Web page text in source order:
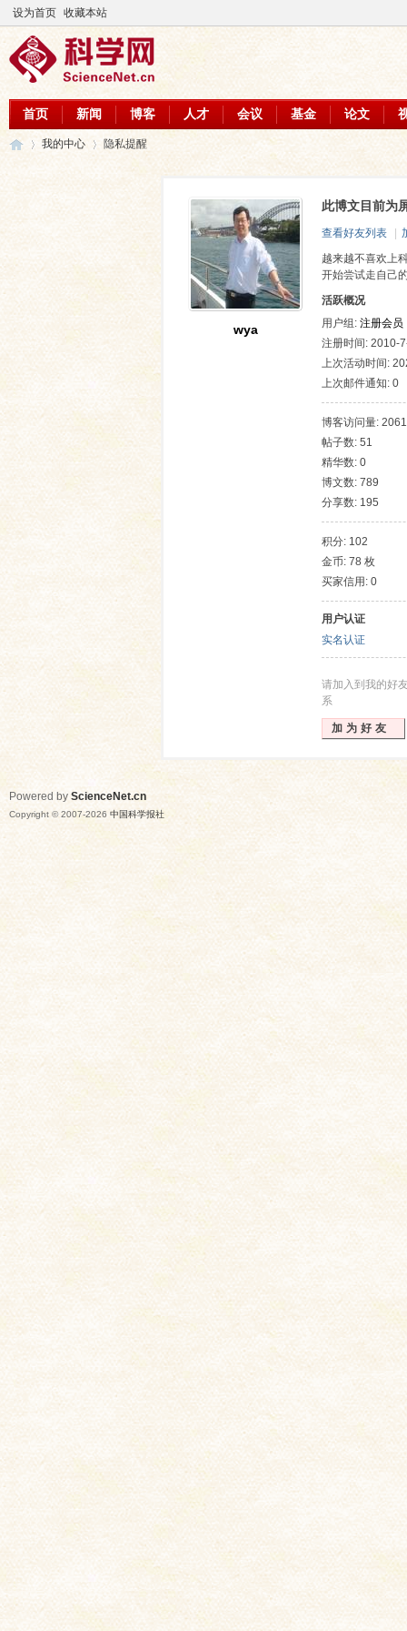
设为首页 收藏本站
首页 新闻 博客 人才 会议 基金 论文
我的中心 隐私提醒
wya
此博文目前为
查看好友列表
越来越不喜欢上
开始尝试走自己
活跃概况
用户组: 注册会员
注册时间: 2010-
上次活动时间:
上次邮件通知: 0
博客访问量:
帖子数: 51
精华数: 0
博文数: 789
分享数: 195
积分: 102
金币: 78 枚
买家信用: 0
用户认证
实名认证
请加入到我的好
系
加为好友
Powered by ScienceNet.cn
Copyright © 2007-2026 中国科学报社